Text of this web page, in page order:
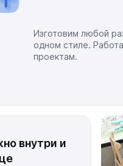
Изготовим любой
одном стиле.
проектам.
внутри и